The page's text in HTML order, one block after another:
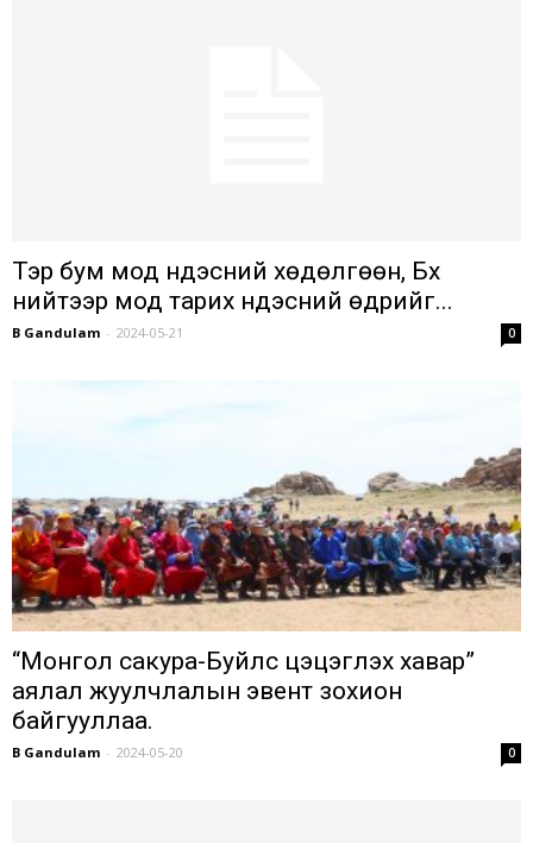
Тэр бум мод үндэсний хөдөлгөөн, Бүх
нийтээр мод тарих үндэсний өдрийг...
B Gandulam - 2024-05-21 0
“Монгол сакура-Буйлс цэцэглэх хавар”
аялал жуулчлалын эвент зохион
байгууллаа.
B Gandulam - 2024-05-20 0